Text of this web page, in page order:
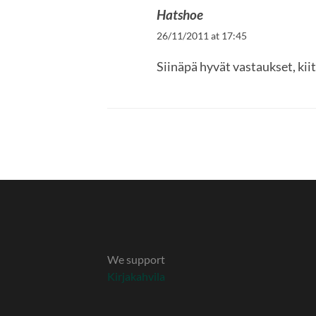
Hatshoe
26/11/2011 at 17:45
Siinäpä hyvät vastaukset,
We support
Kirjakahvila